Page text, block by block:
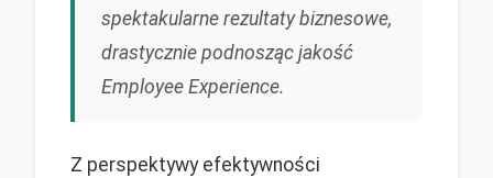
spektakularne rezultaty biznesowe,
drastycznie podnosząc jakość
Employee Experience.
Z perspektywy efektywności